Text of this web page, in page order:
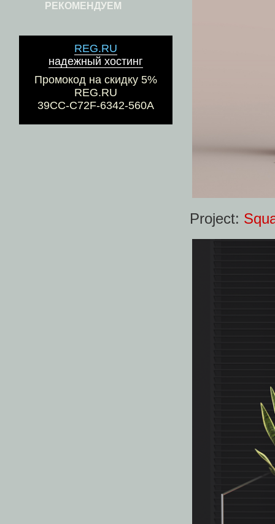
РЕКОМЕНДУЕМ
REG.RU
надежный хостинг
Промокод на скидку 5%
REG.RU
39CC-C72F-6342-560A
Project: